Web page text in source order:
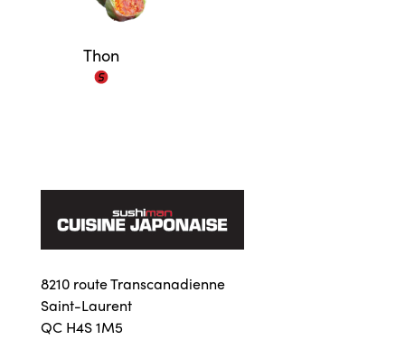
Thon
8210 route Transcanadienne
Saint-Laurent
QC H4S 1M5